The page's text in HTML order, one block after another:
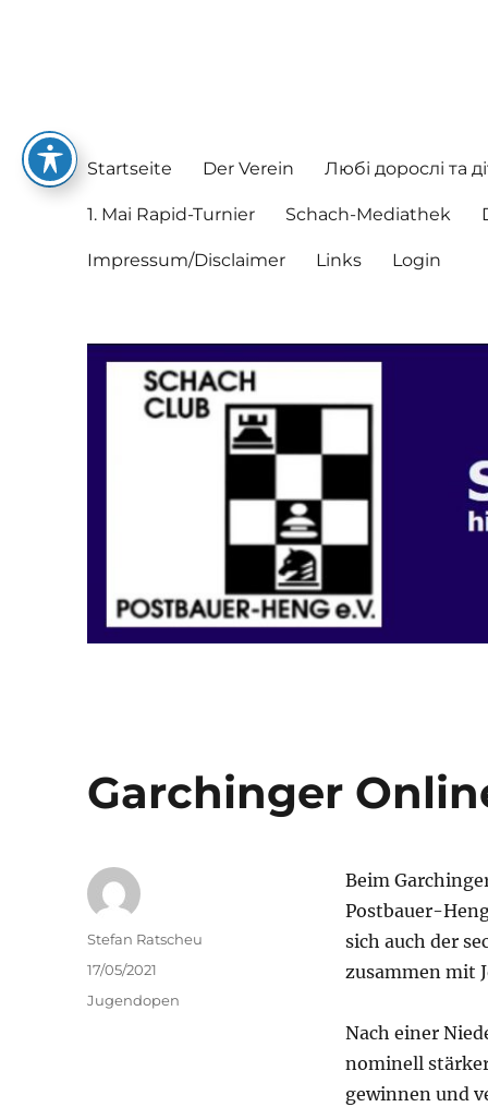
Startseite Der Verein Любі дорослі та
1. Mai Rapid-Turnier Schach-Mediathek
Impressum/Disclaimer Links Login
Garchinger
Beim
Postbauer-
sich auch der
zusammen mit
Nach einer
nominell
gewinnen und
Autor
Stefan Ratscheu
Veröffentlicht
17/05/2021
Kategorien
Jugendopen